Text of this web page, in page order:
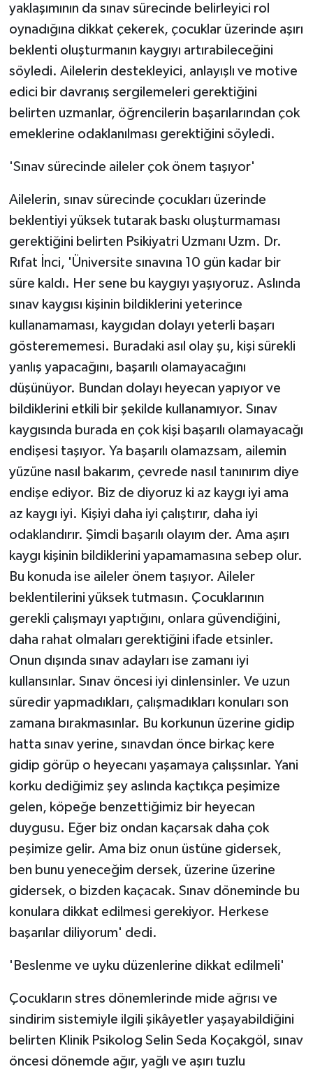
yaklaşımının da sınav sürecinde belirleyici rol
oynadığına dikkat çekerek, çocuklar üzerinde aşırı
beklenti oluşturmanın kaygıyı artırabileceğini
söyledi. Ailelerin destekleyici, anlayışlı ve motive
edici bir davranış sergilemeleri gerektiğini
belirten uzmanlar, öğrencilerin başarılarından çok
emeklerine odaklanılması gerektiğini söyledi.
'Sınav sürecinde aileler çok önem taşıyor'
Ailelerin, sınav sürecinde çocukları üzerinde
beklentiyi yüksek tutarak baskı oluşturmaması
gerektiğini belirten Psikiyatri Uzmanı Uzm. Dr.
Rıfat İnci, 'Üniversite sınavına 10 gün kadar bir
süre kaldı. Her sene bu kaygıyı yaşıyoruz. Aslında
sınav kaygısı kişinin bildiklerini yeterince
kullanamaması, kaygıdan dolayı yeterli başarı
gösterememesi. Buradaki asıl olay şu, kişi sürekli
yanlış yapacağını, başarılı olamayacağını
düşünüyor. Bundan dolayı heyecan yapıyor ve
bildiklerini etkili bir şekilde kullanamıyor. Sınav
kaygısında burada en çok kişi başarılı olamayacağı
endişesi taşıyor. Ya başarılı olamazsam, ailemin
yüzüne nasıl bakarım, çevrede nasıl tanınırım diye
endişe ediyor. Biz de diyoruz ki az kaygı iyi ama
az kaygı iyi. Kişiyi daha iyi çalıştırır, daha iyi
odaklandırır. Şimdi başarılı olayım der. Ama aşırı
kaygı kişinin bildiklerini yapamamasına sebep olur.
Bu konuda ise aileler önem taşıyor. Aileler
beklentilerini yüksek tutmasın. Çocuklarının
gerekli çalışmayı yaptığını, onlara güvendiğini,
daha rahat olmaları gerektiğini ifade etsinler.
Onun dışında sınav adayları ise zamanı iyi
kullansınlar. Sınav öncesi iyi dinlensinler. Ve uzun
süredir yapmadıkları, çalışmadıkları konuları son
zamana bırakmasınlar. Bu korkunun üzerine gidip
hatta sınav yerine, sınavdan önce birkaç kere
gidip görüp o heyecanı yaşamaya çalışsınlar. Yani
korku dediğimiz şey aslında kaçtıkça peşimize
gelen, köpeğe benzettiğimiz bir heyecan
duygusu. Eğer biz ondan kaçarsak daha çok
peşimize gelir. Ama biz onun üstüne gidersek,
ben bunu yeneceğim dersek, üzerine üzerine
gidersek, o bizden kaçacak. Sınav döneminde bu
konulara dikkat edilmesi gerekiyor. Herkese
başarılar diliyorum' dedi.
'Beslenme ve uyku düzenlerine dikkat edilmeli'
Çocukların stres dönemlerinde mide ağrısı ve
sindirim sistemiyle ilgili şikâyetler yaşayabildiğini
belirten Klinik Psikolog Selin Seda Koçakgöl, sınav
öncesi dönemde ağır, yağlı ve aşırı tuzlu